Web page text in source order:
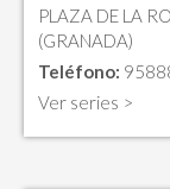
PLAZA DE LA
(GRANADA)
Teléfono:
Ver series >